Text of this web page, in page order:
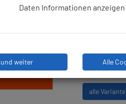
alle
Daten Informationen anzeigen
weiter Alle